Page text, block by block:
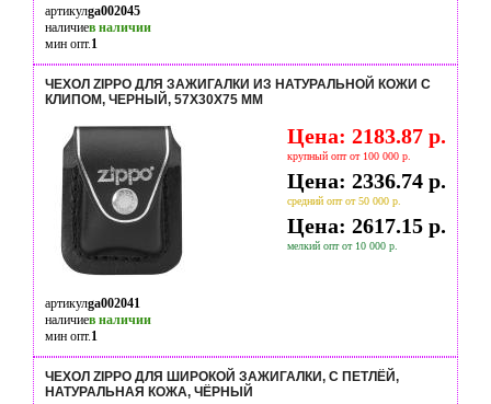
артикулga002045
наличиев наличии
мин опт.1
ЧЕХОЛ ZIPPO ДЛЯ ЗАЖИГАЛКИ ИЗ НАТУРАЛЬНОЙ КОЖИ С
КЛИПОМ, ЧЕРНЫЙ, 57Х30X75 ММ
Цена: 2183.87 р.
крупный опт от 100 000 р.
Цена: 2336.74 р.
средний опт от 50 000 р.
Цена: 2617.15 р.
мелкий опт от 10 000 р.
артикулga002041
наличиев наличии
мин опт.1
ЧЕХОЛ ZIPPO ДЛЯ ШИРОКОЙ ЗАЖИГАЛКИ, С ПЕТЛЁЙ,
НАТУРАЛЬНАЯ КОЖА, ЧЁРНЫЙ